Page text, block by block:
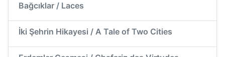
Bağcıklar / Laces
İki Şehrin Hikayesi / A Tale of Two Cities